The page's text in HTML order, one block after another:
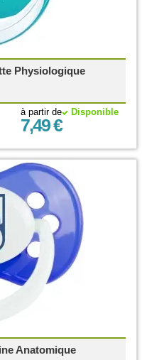
Physiologique
Disponible
à partir de
7,49 €
Anatomique